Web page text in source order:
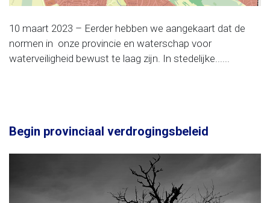
10 maart 2023 – Eerder hebben we aangekaart dat de
normen in onze provincie en waterschap voor
waterveiligheid bewust te laag zijn. In stedelijke......
Begin provinciaal verdrogingsbeleid